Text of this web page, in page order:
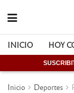
INICIO HOY
Inicio Deportes